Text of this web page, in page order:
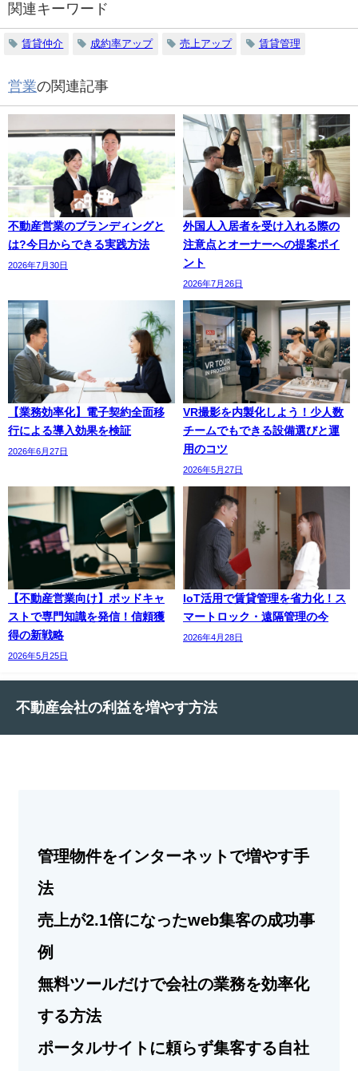
関連キーワード
賃貸仲介 成約率アップ 売上アップ 賃貸管理
営業の関連記事
不動産営業のブランディングと
は?今日からできる実践方法
2026年7月30日
外国人入居者を受け入れる際の
注意点とオーナーへの提案ポイ
ント
2026年7月26日
【業務効率化】電子契約全面移
行による導入効果を検証
2026年6月27日
VR撮影を内製化しよう！少人数
チームでもできる設備選びと運
用のコツ
2026年5月27日
【不動産営業向け】ポッドキャ
ストで専門知識を発信！信頼獲
得の新戦略
2026年5月25日
IoT活用で賃貸管理を省力化！ス
マートロック・遠隔管理の今
2026年4月28日
不動産会社の利益を増やす方法
管理物件をインターネットで増やす手
法
売上が2.1倍になったweb集客の成功事
例
無料ツールだけで会社の業務を効率化
する方法
ポータルサイトに頼らず集客する自社